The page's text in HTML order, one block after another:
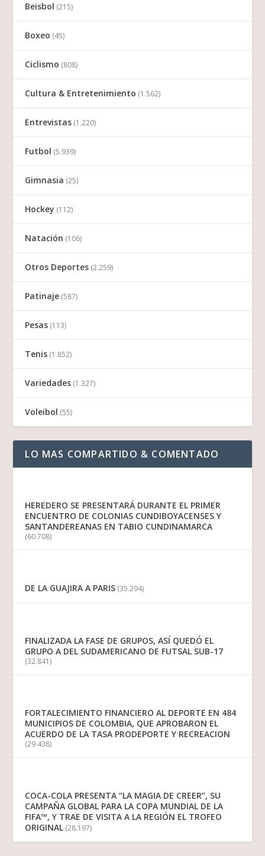
Beisbol (215)
Boxeo (45)
Ciclismo (808)
Cultura & Entretenimiento (1.562)
Entrevistas (1.220)
Futbol (5.939)
Gimnasia (25)
Hockey (112)
Natación (106)
Otros Deportes (2.259)
Patinaje (587)
Pesas (113)
Tenis (1.852)
Variedades (1.327)
Voleibol (55)
LO MAS COMPARTIDO & COMENTADO
HEREDERO SE PRESENTARÁ DURANTE EL PRIMER
ENCUENTRO DE COLONIAS CUNDIBOYACENSES Y
SANTANDEREANAS EN TABIO CUNDINAMARCA
(60.708)
DE LA GUAJIRA A PARIS (35.294)
FINALIZADA LA FASE DE GRUPOS, ASÍ QUEDÓ EL
GRUPO A DEL SUDAMERICANO DE FUTSAL SUB-17
(32.841)
FORTALECIMIENTO FINANCIERO AL DEPORTE EN 484
MUNICIPIOS DE COLOMBIA, QUE APROBARON EL
ACUERDO DE LA TASA PRODEPORTE Y RECREACION
(29.438)
COCA-COLA PRESENTA “LA MAGIA DE CREER”, SU
CAMPAÑA GLOBAL PARA LA COPA MUNDIAL DE LA
FIFA™, Y TRAE DE VISITA A LA REGIÓN EL TROFEO
ORIGINAL (28.197)